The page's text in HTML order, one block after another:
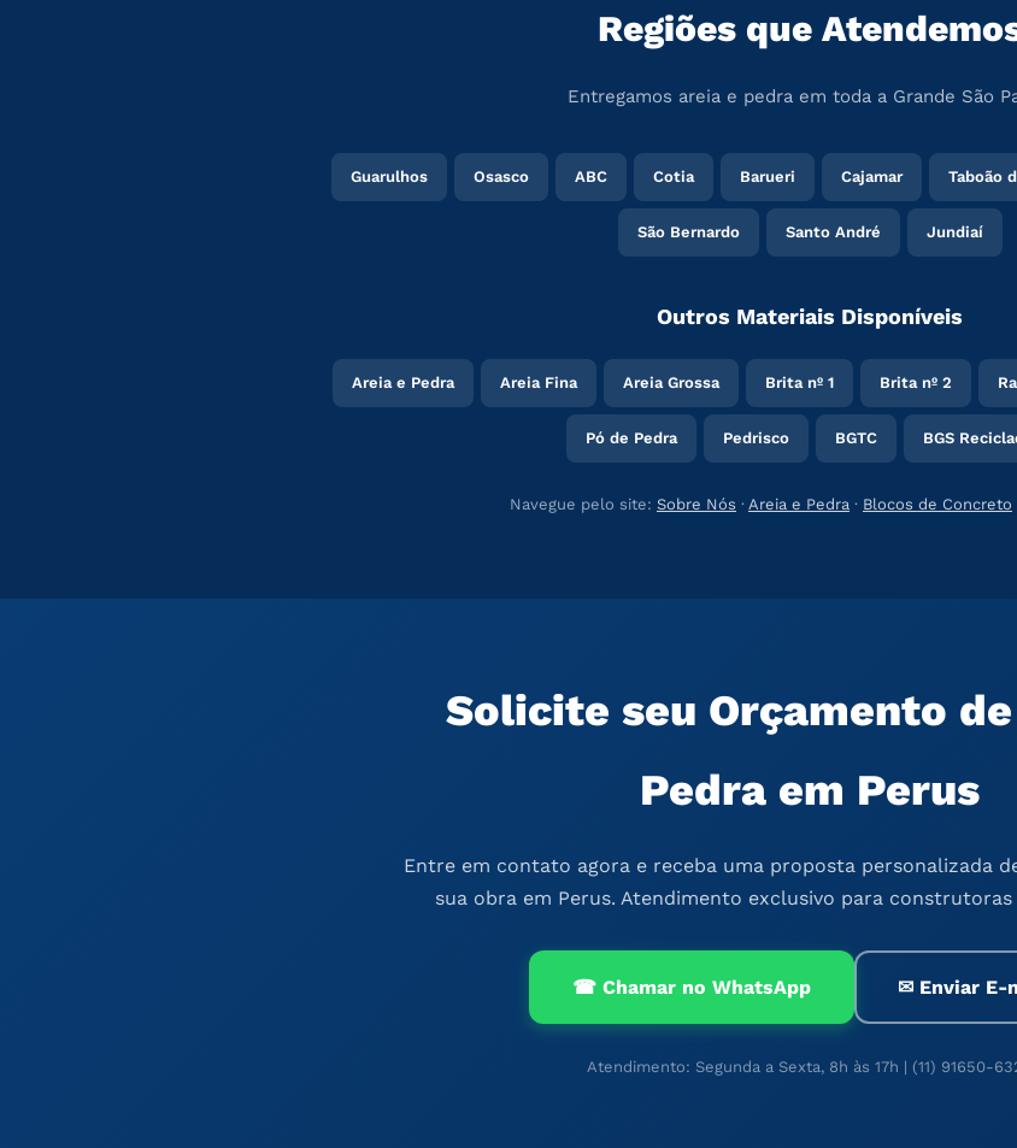
Regiões que
Entregamos areia e pedra em toda a Grande São
Guarulhos Osasco ABC Cotia Barueri Cajamar Taboão
São Bernardo Santo André Jundiaí
Outros Materiais Disponíveis
Areia e Pedra Areia Fina Areia Grossa Brita nº 1 Brita nº 2
Pó de Pedra Pedrisco BGTC BGS
Navegue pelo site: Sobre Nós · Areia e Pedra · Blocos de Concreto
Solicite seu Orçamento
Pedra em Perus
Entre em contato agora e receba uma proposta personalizada
sua obra em Perus. Atendimento exclusivo para
☎ Chamar no WhatsApp ✉ Enviar E-
Atendimento: Segunda a Sexta, 8h às 17h | (11) 91650-